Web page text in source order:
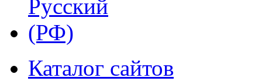
Каталог сайтов